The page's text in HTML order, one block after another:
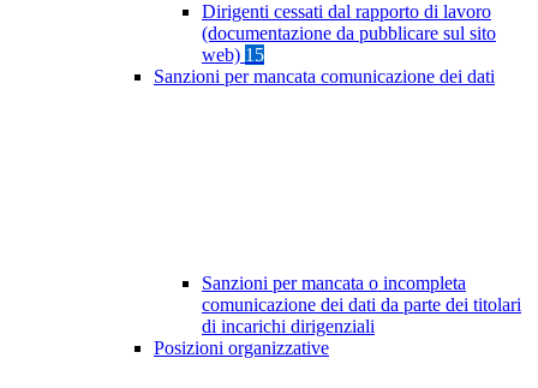
Dirigenti cessati dal rapporto di lavoro
(documentazione da pubblicare sul sito
web) 15
Sanzioni per mancata comunicazione dei dati
Sanzioni per mancata o incompleta
comunicazione dei dati da parte dei titolari
di incarichi dirigenziali
Posizioni organizzative